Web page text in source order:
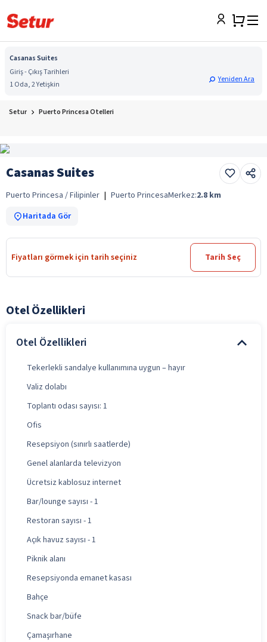
Casanas Suites
Giriş - Çıkış Tarihleri
1 Oda, 2 Yetişkin
Yeniden Ara
Setur Puerto Princesa Otelleri
Casanas Suites
Puerto Princesa / Filipinler | Puerto PrincesaMerkez:2.8 km
Haritada Gör
Fiyatları görmek için tarih seçiniz Tarih Seç
Otel Özellikleri
Otel Özellikleri
Tekerlekli sandalye kullanımına uygun – hayır
Valiz dolabı
Toplantı odası sayısı: 1
Ofis
Resepsiyon (sınırlı saatlerde)
Genel alanlarda televizyon
Ücretsiz kablosuz internet
Bar/lounge sayısı - 1
Restoran sayısı - 1
Açık havuz sayısı - 1
Piknik alanı
Resepsiyonda emanet kasası
Bahçe
Snack bar/büfe
Çamaşırhane